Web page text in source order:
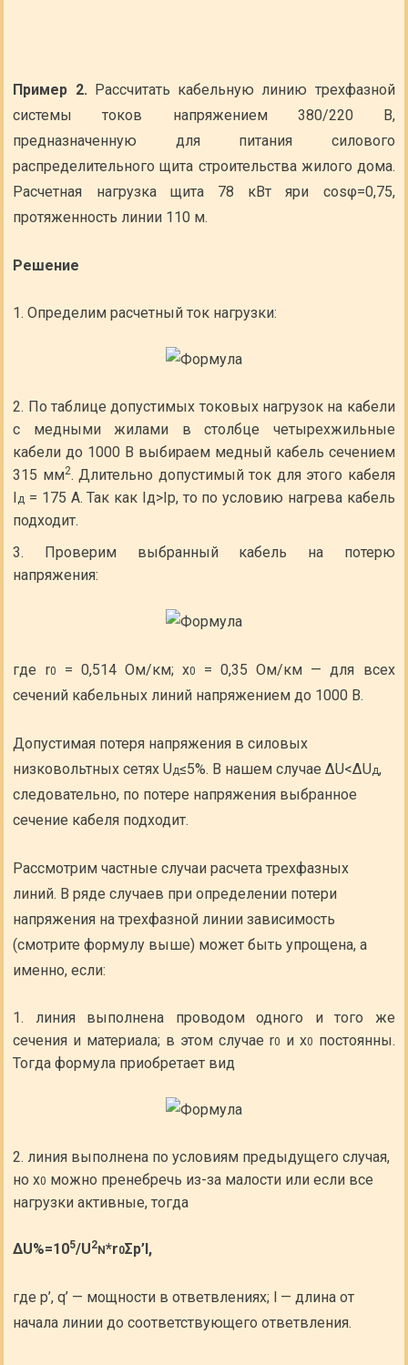
Пример 2. Рассчитать кабельную линию трехфазной
системы токов напряжением 380/220 В,
предназначенную для питания силового
распределительного щита строительства жилого дома.
Расчетная нагрузка щита 78 кВт яри cosφ=0,75,
протяженность линии 110 м.
Решение
Определим расчетный ток нагрузки:
По таблице допустимых токовых нагрузок на кабели
с медными жилами в столбце четырехжильные
кабели до 1000 В выбираем медный кабель сечением
315 мм2. Длительно допустимый ток для этого кабеля
Iд = 175 А. Так как Iд>Iр, то по условию нагрева кабель
подходит.
Проверим выбранный кабель на потерю
напряжения:
где r0 = 0,514 Ом/км; x0
= 0,35 Ом/км — для всех
сечений кабельных линий напряжением до 1000 В.
Допустимая потеря напряжения в силовых
низковольтных сетях Uд≤5%. В нашем случае ΔU<ΔUд,
следовательно, по потере напряжения выбранное
сечение кабеля подходит.
Рассмотрим частные случаи расчета трехфазных
линий. В ряде случаев при определении потери
напряжения на трехфазной линии зависимость
(смотрите формулу выше) может быть упрощена, а
именно, если:
линия выполнена проводом одного и того же
сечения и материала; в этом случае r0 и х0 постоянны.
Тогда формула приобретает вид
линия выполнена по условиям предыдущего случая,
но x0 можно пренебречь из-за малости или если все
нагрузки активные, тогда
ΔU%=105/U2N*r0Σp’l,
где р’, q’ — мощности в ответвлениях; l — длина от
начала линии до соответствующего ответвления.